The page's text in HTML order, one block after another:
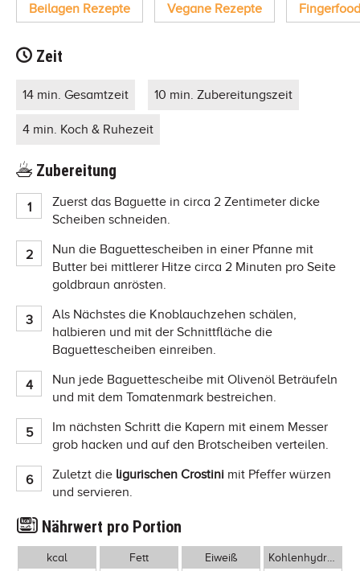
Beilagen Rezepte Vegane Rezepte
Zeit
14 min. Gesamtzeit 10 min. Zubereitungszeit
4 min. Koch & Ruhezeit
Zubereitung
Zuerst das Baguette in circa 2 Zentimeter dicke
Scheiben schneiden.
Nun die Baguettescheiben in einer Pfanne mit
Butter bei mittlerer Hitze circa 2 Minuten pro Seite
goldbraun anrösten.
Als Nächstes die Knoblauchzehen schälen,
halbieren und mit der Schnittfläche die
Baguettescheiben einreiben.
Nun jede Baguettescheibe mit Olivenöl Beträufeln
und mit dem Tomatenmark bestreichen.
Im nächsten Schritt die Kapern mit einem Messer
grob hacken und auf den Brotscheiben verteilen.
Zuletzt die ligurischen Crostini mit Pfeffer würzen
und servieren.
Nährwert pro Portion
kcal
Fett
Eiweiß